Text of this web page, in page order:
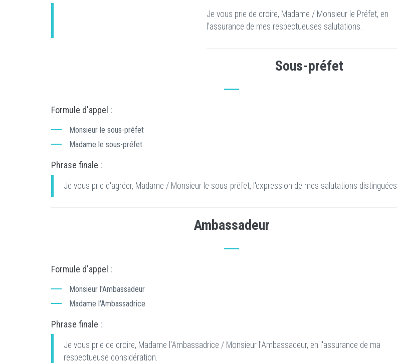
Je vous prie de croire, Madame / Monsieur le Préfet, en
l'assurance de mes respectueuses salutations.
Sous-préfet
Formule d'appel :
Monsieur le sous-préfet
Madame le sous-préfet
Phrase finale :
Je vous prie d'agréer, Madame / Monsieur le sous-préfet, l'expression de mes salutations distinguées.
Ambassadeur
Formule d'appel :
Monsieur l'Ambassadeur
Madame l'Ambassadrice
Phrase finale :
Je vous prie de croire, Madame l'Ambassadrice / Monsieur l'Ambassadeur, en l'assurance de ma
respectueuse considération.